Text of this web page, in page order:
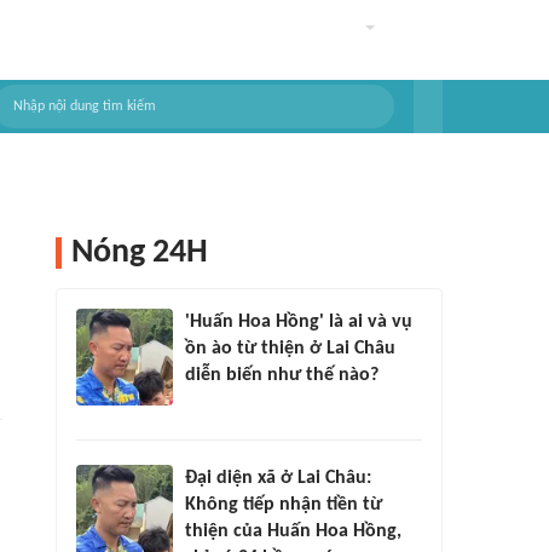
Nóng 24H
'Huấn Hoa Hồng' là ai và vụ
ồn ào từ thiện ở Lai Châu
diễn biến như thế nào?
Đại diện xã ở Lai Châu:
Không tiếp nhận tiền từ
thiện của Huấn Hoa Hồng,